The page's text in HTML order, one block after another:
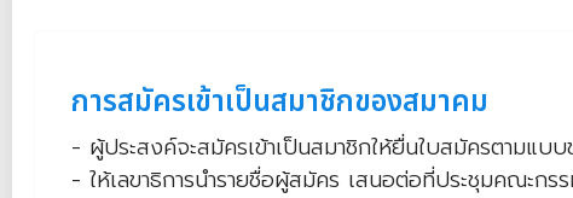
การสมัครเข้าเป็นสมาชิกของสมาคม
- ผู้ประสงค์จะสมัครเข้าเป็นสมาชิกให้ยื่นใบสมัครตามแบ
- ให้เลขาธิการนำรายชื่อผู้สมัคร เสนอต่อที่ประชุมคณะก